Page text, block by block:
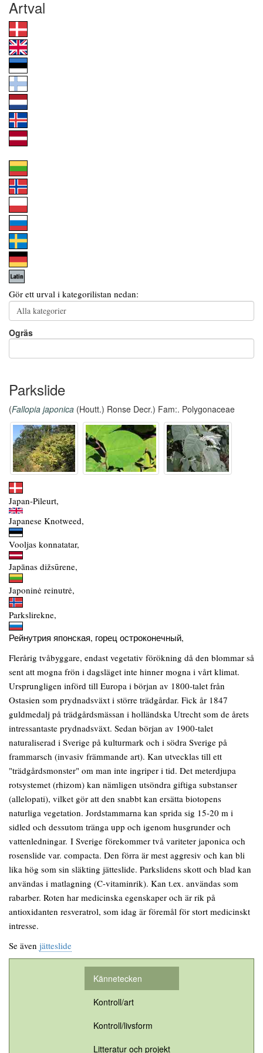
Artval
Gör ett urval i kategorilistan nedan:
Ogräs
Parkslide
(Fallopia japonica (Houtt.) Ronse Decr.) Fam:. Polygonaceae
Japan-Pileurt,
Japanese Knotweed,
Vooljas konnatatar,
Japānas dižsūrene,
Japoninė reinutrė,
Parkslirekne,
Рейнутрия японская, горец остроконечный,
Flerårig tvåbyggare, endast vegetativ förökning då den blommar så
sent att mogna frön i dagsläget inte hinner mogna i vårt klimat.
Ursprungligen införd till Europa i början av 1800-talet från
Ostasien som prydnadsväxt i större trädgårdar. Fick år 1847
guldmedalj på trädgårdsmässan i holländska Utrecht som de årets
intressantaste prydnadsväxt. Sedan början av 1900-talet
naturaliserad i Sverige på kulturmark och i södra Sverige på
frammarsch (invasiv främmande art). Kan utvecklas till ett
"trädgårdsmonster" om man inte ingriper i tid. Det meterdjupa
rotsystemet (rhizom) kan nämligen utsöndra giftiga substanser
(allelopati), vilket gör att den snabbt kan ersätta biotopens
naturliga vegetation. Jordstammarna kan sprida sig 15-20 m i
sidled och dessutom tränga upp och igenom husgrunder och
vattenledningar. I Sverige förekommer två variteter japonica och
rosenslide var. compacta. Den förra är mest aggresiv och kan bli
lika hög som sin släkting jätteslide. Parkslidens skott och blad kan
användas i matlagning (C-vitaminrik). Kan t.ex. användas som
rabarber. Roten har medicinska egenskaper och är rik på
antioxidanten resveratrol, som idag är föremål för stort medicinskt
intresse.
Se även jätteslide
Kännetecken
Kontroll/art
Kontroll/livsform
Litteratur och projekt